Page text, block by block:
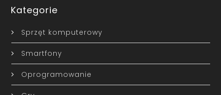
Kategorie
Sprzęt komputerowy
Smartfony
Oprogramowanie